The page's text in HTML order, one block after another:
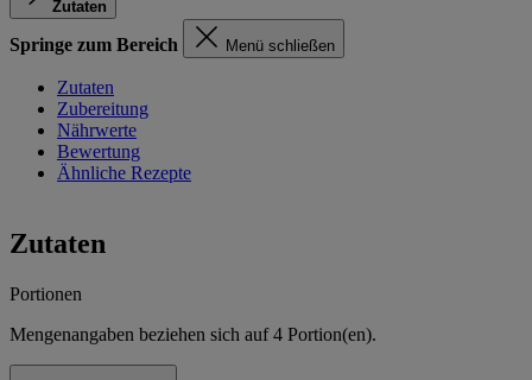
Zutaten
Springe zum Bereich Menü schließen
Zutaten
Zubereitung
Nährwerte
Bewertung
Ähnliche Rezepte
Zutaten
Portionen
Mengenangaben beziehen sich auf4 Portion(en).